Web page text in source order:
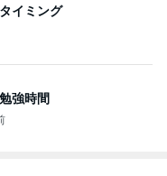
イミング
強時間